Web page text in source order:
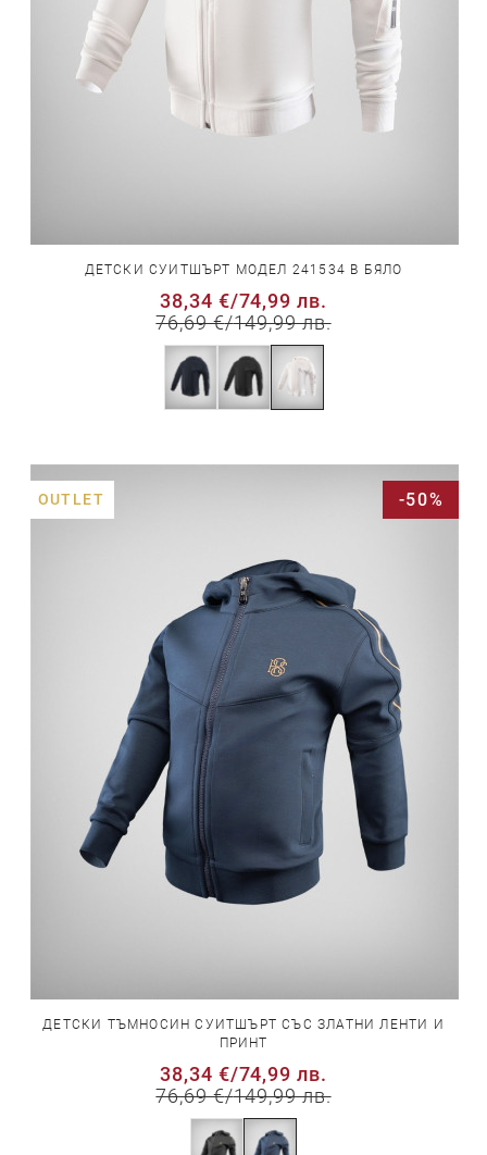
ДЕТСКИ СУИТШЪРТ МОДЕЛ 241534 В БЯЛО
38,34 €/74,99 лв.
76,69 €/149,99 лв.
OUTLET -50%
ДЕТСКИ ТЪМНОСИН СУИТШЪРТ СЪС ЗЛАТНИ ЛЕНТИ И
ПРИНТ
38,34 €/74,99 лв.
76,69 €/149,99 лв.